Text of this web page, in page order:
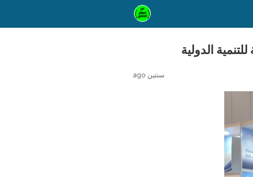
الدولية
سنتين ago